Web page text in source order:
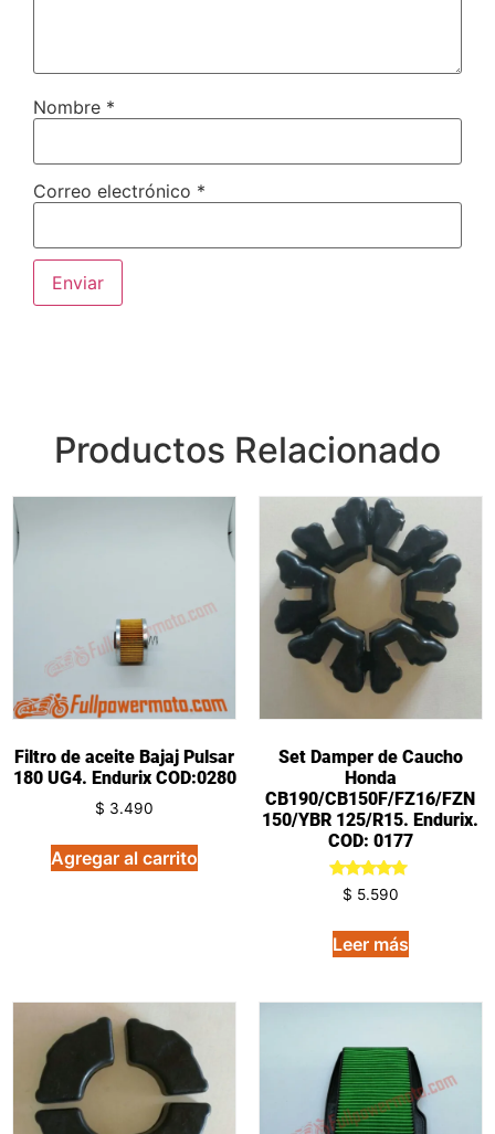
Nombre *
Correo electrónico *
Productos Relacionado
Filtro de aceite Bajaj Pulsar
180 UG4. Endurix COD:0280
$ 3.490
Agregar al carrito
Set Damper de Caucho
Honda
CB190/CB150F/FZ16/FZN
150/YBR 125/R15. Endurix.
COD: 0177
Valorado
en
de 5
$ 5.590
Leer más